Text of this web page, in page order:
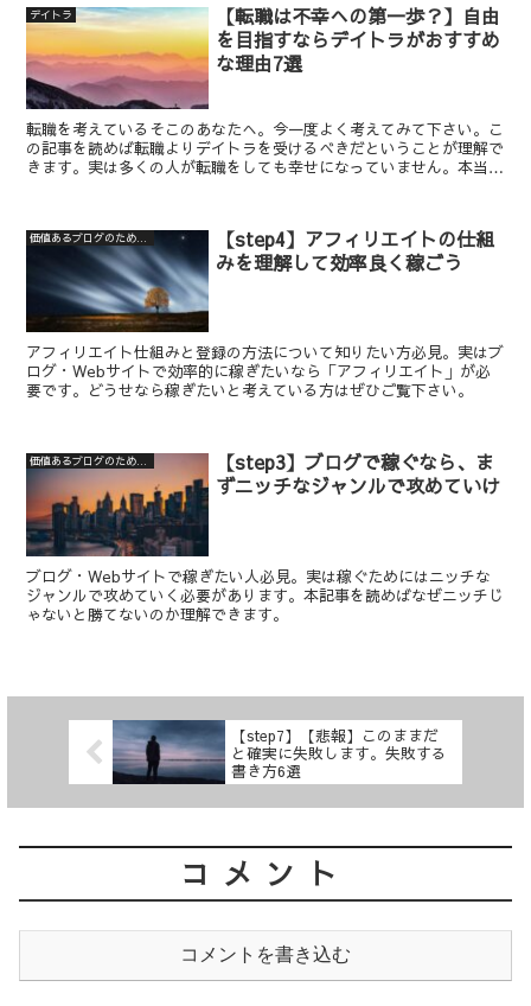
デイトラ
【転職は不幸への第一歩？】自由
を目指すならデイトラがおすすめ
な理由7選
転職を考えているそこのあなたへ。今一度よく考えてみて下さい。こ
の記事を読めば転職よりデイトラを受けるべきだということが理解で
きます。実は多くの人が転職をしても幸せになっていません。本当の
【step4】アフィリエイトの仕組
みを理解して効率良く稼ごう
アフィリエイト仕組みと登録の方法について知りたい方必見。実はブ
ログ・Webサイトで効率的に稼ぎたいなら「アフィリエイト」が必
要です。どうせなら稼ぎたいと考えている方はぜひご覧下さい。
【step3】ブログで稼ぐなら、ま
ずニッチなジャンルで攻めていけ
ブログ・Webサイトで稼ぎたい人必見。実は稼ぐためにはニッチな
ジャンルで攻めていく必要があります。本記事を読めばなぜニッチじ
ゃないと勝てないのか理解できます。
【step7】【悲報】このままだ
と確実に失敗します。失敗する
書き方6選
コメント
コメントを書き込む